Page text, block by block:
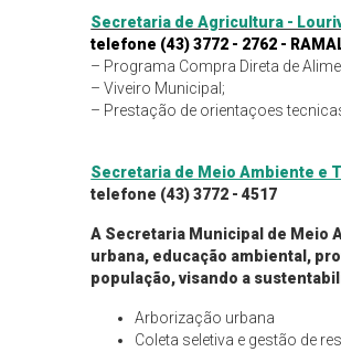
Secretaria de Agricultura -
telefone (43) 3772 - 2762 -
– Programa Compra Direta de
– Viveiro Municipal;
– Prestação de orientaçoes
Secretaria de Meio Ambiente e
telefone (43) 3772 - 4517
A Secretaria Municipal de Meio
urbana, educação ambiental,
população, visando a
Arborização urbana
Coleta seletiva e gestão de